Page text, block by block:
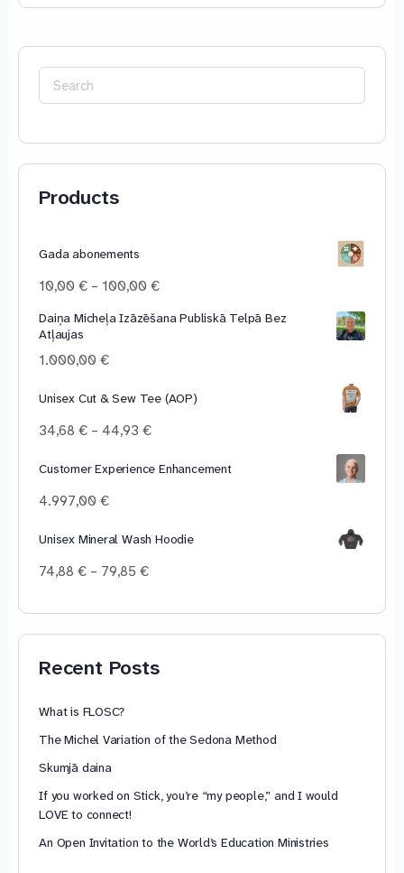
Search
for:
Products
Gada abonements
10,00€ – 100,00€Price
10,00 €
Daiņa Micheļa Izāzēšana Publiskā Telpā Bez
Atļaujas
1.000,00€
Unisex Cut & Sew Tee (AOP)
34,68€ – 44,93€Price
34,68 €
Customer Experience Enhancement
4.997,00€
Unisex Mineral Wash Hoodie
74,88€ – 79,85€Price
Recent Posts
What is FLOSC?
The Michel Variation of the Sedona Method
Skumjā daina
If you worked on Stick, you’re “my people,” and I would
LOVE to connect!
An Open Invitation to the World’s Education Ministries